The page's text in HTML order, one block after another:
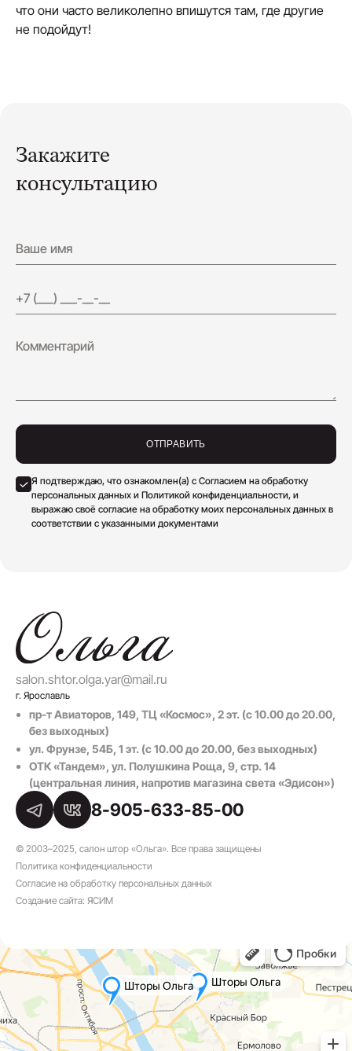
что они часто великолепно впишутся там, где другие
не подойдут!
Закажите
консультацию
ОТПРАВИТЬ
Я подтверждаю, что ознакомлен(а) с Согласием на обработку
персональных данных и Политикой конфиденциальности, и
выражаю своё согласие на обработку моих персональных данных в
соответствии с указанными документами
salon.shtor.olga.yar@mail.ru
г. Ярославль
пр-т Авиаторов, 149, ТЦ «Космос», 2 эт. (с 10.00 до 20.00,
без выходных)
ул. Фрунзе, 54Б, 1 эт. (с 10.00 до 20.00, без выходных)
ОТК «Тандем», ул. Полушкина Роща, 9, стр. 14
(центральная линия, напротив магазина света «Эдисон»)
8-905-633-85-00
© 2003–2025, салон штор «Ольга». Все права защищены
Политика конфиденциальности
|
Согласие на обработку персональных данных
Создание сайта: ЯСИМ